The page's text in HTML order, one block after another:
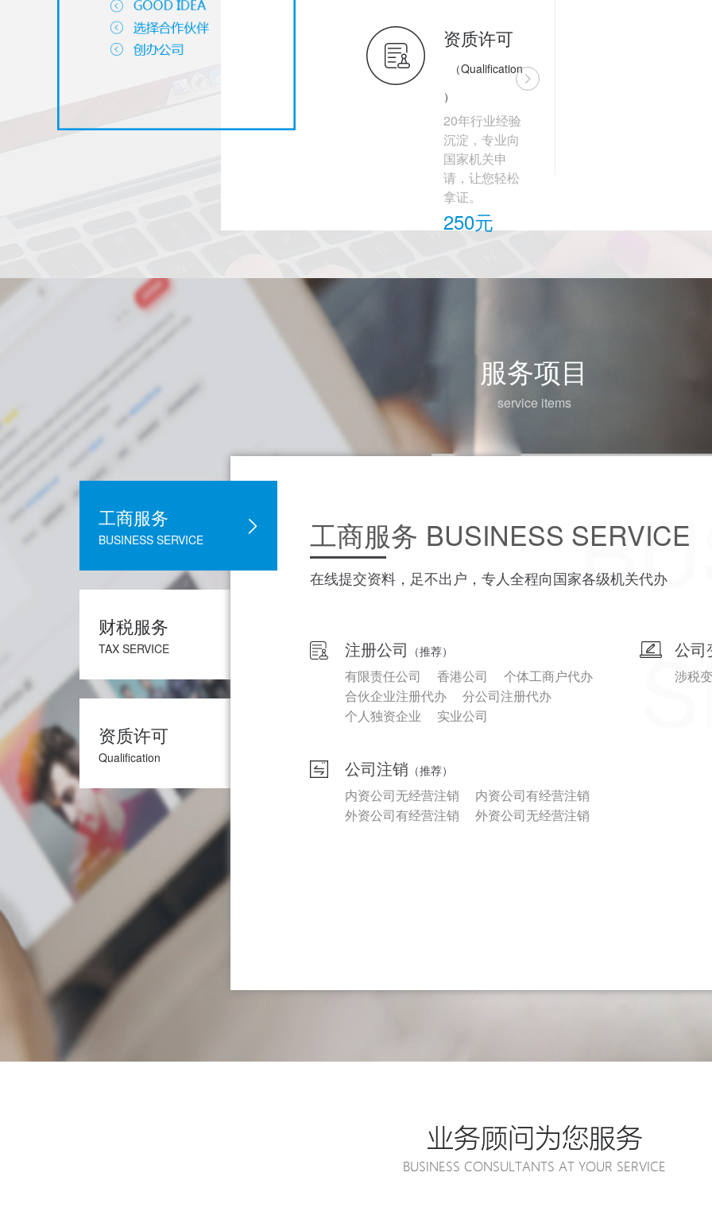
资质许可
（Qualification
）
20年行业经验
沉淀，专业向
国家机关申
请，让您轻松
拿证。
250元
服务项目
service items
工商服务
BUSINESS SERVICE
财税服务
TAX SERVICE
资质许可
Qualification
工商服务 BUSINESS SERVICE
在线提交资料，足不出户，专人全程向国家各级机关代办
注册公司 （推荐）
有限责任公司 香港公司
个体工商户代办
合伙企业注册代办
分公司注册代办
个人独资企业
实业公司
公司
涉税
公司注销 （推荐）
内资公司无经营注销
内资公司有经营注销
外资公司有经营注销
外资公司无经营注销